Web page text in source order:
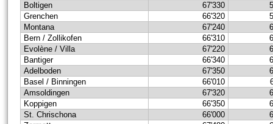
Boltigen
67'330
Grenchen
66'320
Montana
67'240
Bern / Zollikofen
66'310
Evolène / Villa
67'220
Bantiger
66'340
Adelboden
67'350
Basel / Binningen
66'010
Amsoldingen
67'320
Koppigen
66'350
St. Chrischona
66'000